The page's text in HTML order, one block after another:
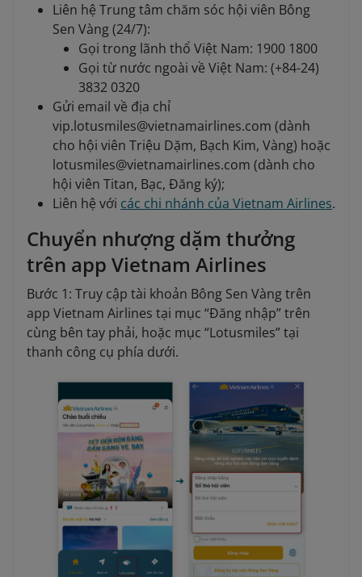
Liên hệ Trung tâm chăm sóc hội viên Bông
Sen Vàng (24/7):
Gọi trong lãnh thổ Việt Nam: 1900 1800
Gọi từ nước ngoài về Việt Nam: (+84-24)
3832 0320
Gửi email về địa chỉ
vip.lotusmiles@vietnamairlines.com (dành
cho hội viên Triệu Dặm, Bạch Kim, Vàng) hoặc
lotusmiles@vietnamairlines.com (dành cho
hội viên Titan, Bạc, Đăng ký);
Liên hệ với các chi nhánh của Vietnam Airlines.
Chuyển nhượng dặm thưởng
trên app Vietnam Airlines
Bước 1: Truy cập tài khoản Bông Sen Vàng trên
app Vietnam Airlines tại mục “Đăng nhập” trên
cùng bên tay phải, hoặc mục “Lotusmiles” tại
thanh công cụ phía dưới.